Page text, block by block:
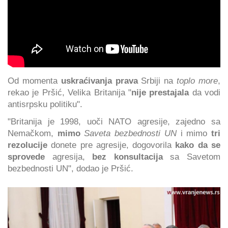
Od momenta uskraćivanja prava Srbiji natoplo more,
rekao je Pršić, Velika Britanija "nije prestajalada vodi
antisrpsku politiku".
"Britanija je 1998, uoči NATO agresije, zajedno sa
Nemačkom, mimoSaveta bezbednosti UNi mimo tri
rezolucije donete pre agresije, dogovorila kako da se
sprovede agresija, bez konsultacija sa Savetom
bezbednosti UN", dodao je Pršić.